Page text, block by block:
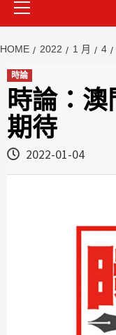
HOME 2022 1 月 4
時論
時論：
期待
2022-01-04